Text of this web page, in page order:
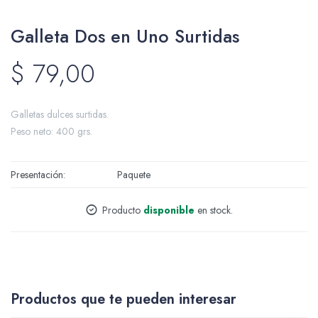
Galleta Dos en Uno Surtidas
$ 79,00
Galletas dulces surtidas.
Peso neto: 400 grs.
Presentación Paquete
Producto disponible en stock.
Productos que te pueden interesar
Maquillaje
Cotillón y Sorpresitas
Perfumería